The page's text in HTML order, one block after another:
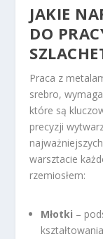
JAKIE
DO
Praca z
srebro,
które są
precyzji
warsztacie
rzemiosłem:
Młotki –